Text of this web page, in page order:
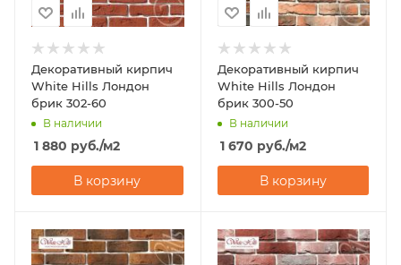
Декоративный кирпич
White Hills Лондон
брик 302-60
В наличии
1 880 руб./м2
В корзину
Декоративный кирпич
White Hills Лондон
брик 300-50
В наличии
1 670 руб./м2
В корзину